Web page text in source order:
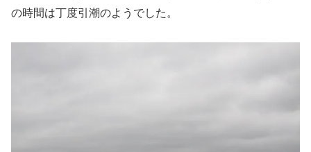
の時間は丁度引潮のようでした。